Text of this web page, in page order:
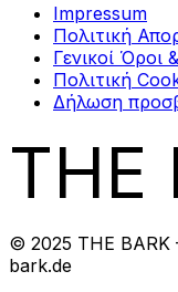
Impressum
Πολιτική
Γενικοί Όροι
Πολιτική
Δήλωση
THE
© 2025 THE BARK
bark.de